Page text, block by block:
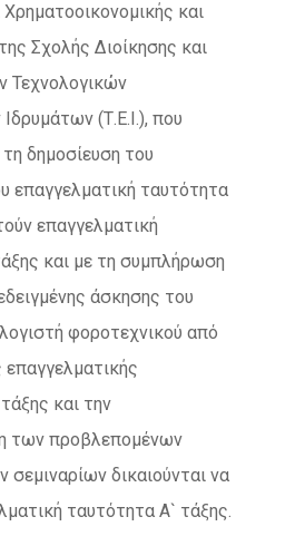
Χρηματοοικονομικής και
Σχολής Διοίκησης και
Τεχνολογικών
(Τ.Ε.Ι.), που
δημοσίευση του
επαγγελματική ταυτότητα
επαγγελματική
και με τη συμπλήρωση
άσκησης του
φοροτεχνικού από
και την
των προβλεπομένων
δικαιούνται να
ταυτότητα Α` τάξης.